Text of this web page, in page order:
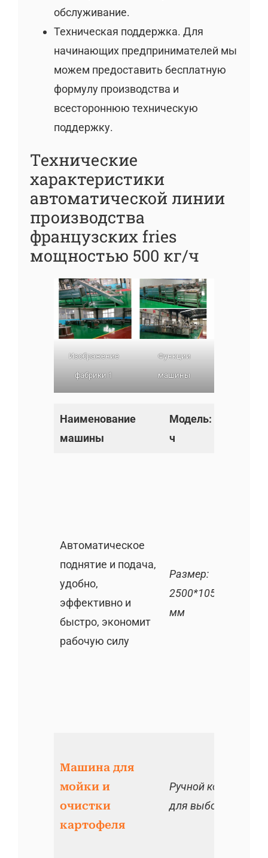
обслуживание.
Техническая поддержка. Для
начинающих предпринимателей мы
можем предоставить бесплатную
формулу производства и
всестороннюю техническую
поддержку.
Технические
характеристики
автоматической линии
производства
французских fries
мощностью 500 кг/ч
Изображение
фабрики 1
Функции
машины
Наименование
машины
Модель: 500 кг/
ч
Автоматическое
поднятие и подача,
удобно,
эффективно и
быстро, экономит
рабочую силу
Размер:
2500*1050*1400
мм
Машина для
мойки и
очистки
картофеля
Ручной конвейер
для выбора